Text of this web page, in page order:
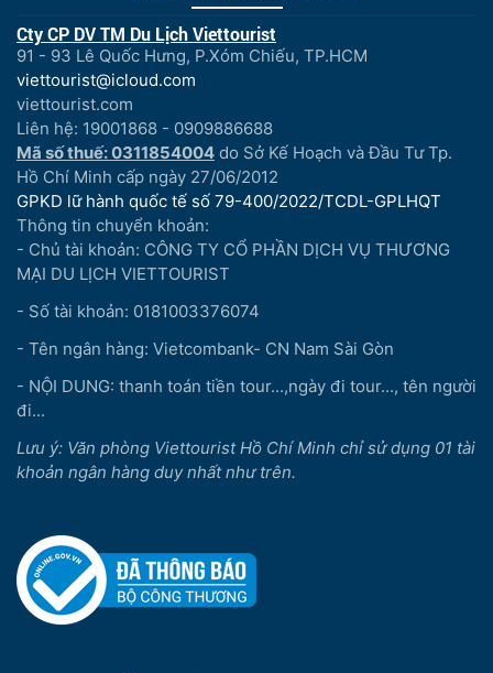
Cty CP DV TM Du Lịch Viettourist
91 - 93 Lê Quốc Hưng, P.Xóm Chiếu, TP.HCM
viettourist@icloud.com
viettourist.com
Liên hệ: 19001868 - 0909886688
Mã số thuế: 0311854004 do Sở Kế Hoạch và Đầu Tư Tp.
Hồ Chí Minh cấp ngày 27/06/2012
GPKD lữ hành quốc tế số 79-400/2022/TCDL-GPLHQT
Thông tin chuyển khoản:
- Chủ tài khoản: CÔNG TY CỔ PHẦN DỊCH VỤ THƯƠNG
MẠI DU LỊCH VIETTOURIST
- Số tài khoản: 0181003376074
- Tên ngân hàng: Vietcombank- CN Nam Sài Gòn
- NỘI DUNG: thanh toán tiền tour...,ngày đi tour..., tên người
đi...
Lưu ý: Văn phòng Viettourist Hồ Chí Minh chỉ sử dụng 01 tài
khoản ngân hàng duy nhất như trên.